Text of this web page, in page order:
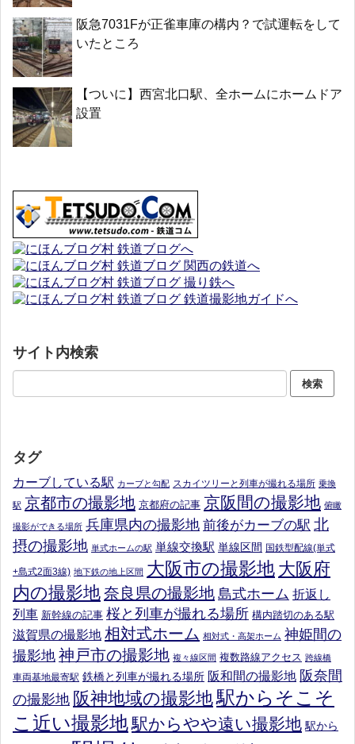
阪急7031Fが正雀車庫の構内？で試運転をして
いたところ
【ついに】西宮北口駅、全ホームにホームドア
設置
サイト内検索
タグ
カーブしている駅 カーブと勾配 スカイツリーと列車が撮れる場所 乗換
駅 京都市の撮影地 京都府の記事 京阪間の撮影地 俯瞰
撮影ができる場所 兵庫県内の撮影地 前後がカーブの駅 北
摂の撮影地 単式ホームの駅 単線交換駅 単線区間 国鉄型配線(単式
+島式2面3線) 地下鉄の地上区間 大阪市の撮影地 大阪府
内の撮影地奈良県の撮影地 島式ホーム 折返し
列車 新幹線の記事 桜と列車が撮れる場所 構内踏切のある駅
滋賀県の撮影地 相対式ホーム 相対式・高架ホーム 神姫間の
撮影地神戸市の撮影地 複々線区間 複数路線アクセス 跨線橋
車両基地最寄駅 鉄橋と列車が撮れる場所 阪和間の撮影地 阪奈間
の撮影地 阪神地域の撮影地駅からそこそ
こ近い撮影地駅からやや遠い撮影地 駅から